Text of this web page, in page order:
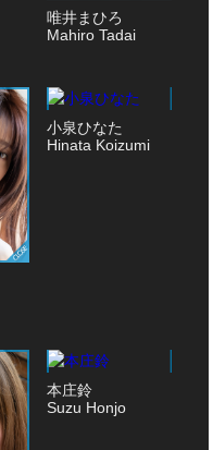
唯井まひろ
Mahiro Tadai
小泉ひなた
Hinata Koizumi
本庄鈴
Suzu Honjo